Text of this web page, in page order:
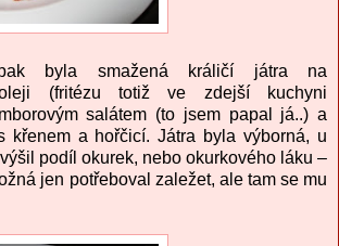
byla smažená králičí játra na
oleji (fritézu totiž ve zdejší kuchyni
salátem (to jsem papal já..) a
křenem a hořčicí. Játra byla výborná, u
podíl okurek, nebo okurkového láku –
jen potřeboval zaležet, ale tam se mu